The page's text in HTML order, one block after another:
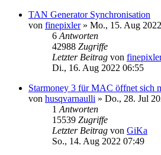
TAN Generator Synchronisation
von finepixler» Mo., 15. Aug
6 Antworten
42988 Zugriffe
Letzter Beitrag von
Di., 16. Aug 2022 06:55
Starmoney 3 für MAC öffnet sich
von husqvarnaulli » Do., 28. Jul
1 Antworten
15539 Zugriffe
Letzter Beitrag von GiKa
So., 14. Aug 2022 07:49